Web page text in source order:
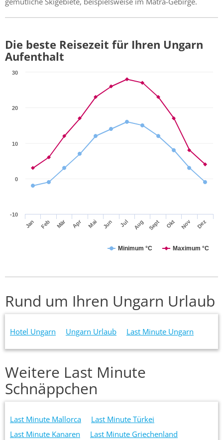
Die beste Reisezeit für Ihren Ungarn
Aufenthalt
Minimum °C Maximum °C
Jan Feb Mär Apr Mai Jun Jul Aug Sept Okt Nov Dez
-10
0
10
20
30
Rund um Ihren Ungarn Urlaub
Hotel Ungarn Ungarn Urlaub Last Minute Ungarn
Weitere Last Minute
Schnäppchen
Last Minute Mallorca
Last Minute Türkei
Last Minute Kanaren
Last Minute Griechenland